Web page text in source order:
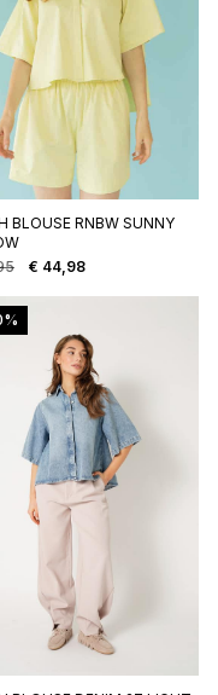
BLOUSE RNBW SUNNY
€ 44,98